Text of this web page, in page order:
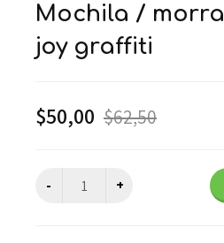
mochila / morral grande
joy graffiti
$50,00 $62,50